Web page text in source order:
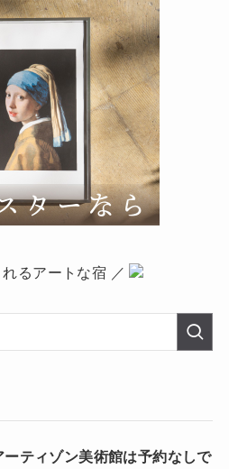
るアートな宿 ／
ーティゾン美術館は予約なしで